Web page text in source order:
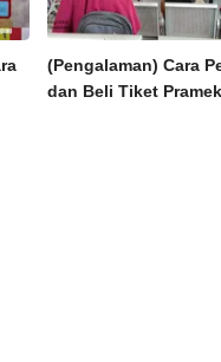
(Pengalaman) Cara
dan Beli Tiket